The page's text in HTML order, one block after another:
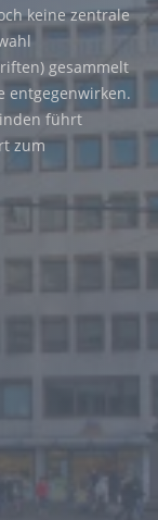
keine zentrale
gesammelt
entgegenwirken.
führt
zum